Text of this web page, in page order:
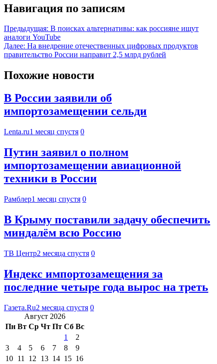
Навигация по записям
Предыдущая: В поисках альтернативы: как россияне ищут
аналоги YouTube
Далее: На внедрение отечественных цифровых продуктов
правительство России направит 2,5 млрд рублей
Похожие новости
В России заявили об
импортозамещении сельди
Lenta.ru1 месяц спустя 0
Путин заявил о полном
импортозамещении авиационной
техники в России
Рамблер1 месяц спустя 0
В Крыму поставили задачу обеспечить
миндалём всю Россию
ТВ Центр2 месяца спустя 0
Индекс импортозамещения за
последние четыре года вырос на треть
Газета.Ru2 месяца спустя 0
Август 2026
Пн Вт Ср Чт Пт Сб Вс
1
2
3
4 5 6 7 8
9
10 11 12 13 14 15 16